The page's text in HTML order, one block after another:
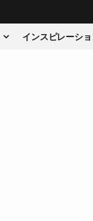
インスピレーシ